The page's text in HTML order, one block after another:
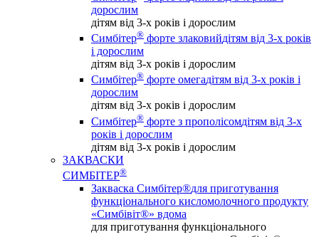
дорослим
дітям від 3-х років і дорослим
Симбітер® форте злаковийдітям від 3-х років
і дорослим
дітям від 3-х років і дорослим
Симбітер® форте омегадітям від 3-х років і
дорослим
дітям від 3-х років і дорослим
Симбітер® форте з прополісомдітям від 3-х
років і дорослим
дітям від 3-х років і дорослим
ЗАКВАСКИ
СИМБІТЕР®
Закваска Симбітер®для приготування
функціонального кисломолочного продукту
«Симбівіт®» вдома
для приготування функціонального